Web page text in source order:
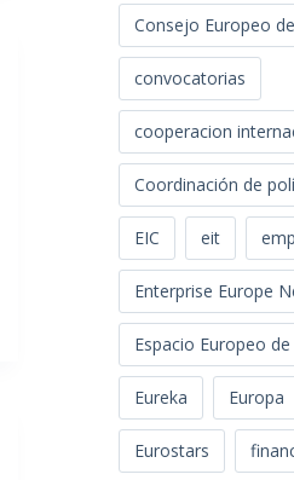
Consejo Europeo
convocatorias
cooperacion
Coordinación de
EIC eit
Enterprise Europe
Espacio Europeo
Eureka Europa
Eurostars